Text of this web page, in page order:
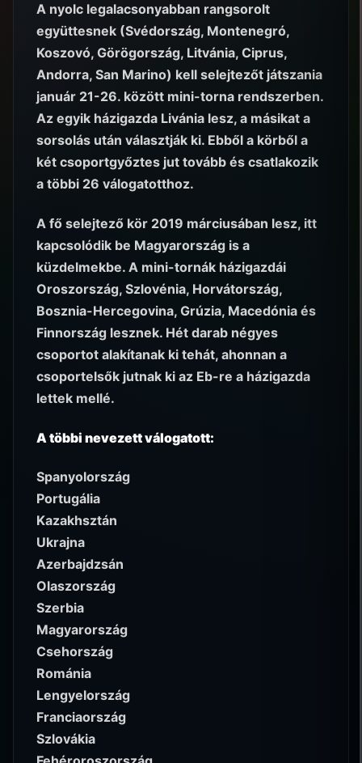
A nyolc legalacsonyabban rangsorolt
együttesnek (Svédország, Montenegró,
Koszovó, Görögország, Litvánia, Ciprus,
Andorra, San Marino) kell selejtezőt játszania
január 21-26. között mini-torna rendszerben.
Az egyik házigazda Livánia lesz, a másikat a
sorsolás után választják ki. Ebből a körből a
két csoportgyőztes jut tovább és csatlakozik
a többi 26 válogatotthoz.
A fő selejtező kör 2019 márciusában lesz, itt
kapcsolódik be Magyarország is a
küzdelmekbe. A mini-tornák házigazdái
Oroszország, Szlovénia, Horvátország,
Bosznia-Hercegovina, Grúzia, Macedónia és
Finnország lesznek. Hét darab négyes
csoportot alakítanak ki tehát, ahonnan a
csoportelsők jutnak ki az Eb-re a házigazda
lettek mellé.
A többi nevezett válogatott:
Spanyolország
Portugália
Kazakhsztán
Ukrajna
Azerbajdzsán
Olaszország
Szerbia
Magyarország
Csehország
Románia
Lengyelország
Franciaország
Szlovákia